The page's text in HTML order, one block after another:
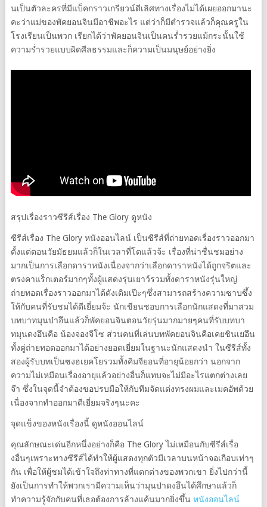
นเป็นตัวละครที่มีแบ็คกราวเกรียวน์ดีเลิศทางเรื่องไม่ได้เผยออกมานะ
คะว่าแม่ของพัคยอนจินมีอาชีพอะไร แต่ว่าก็มีตำรวจแล้วก็คุณครูใน
โรงเรียนเป็นพวก เรียกได้ว่าพัคยอนจินเป็นคนร่ำรวยแม้กระนั้นใช้
ความร่ำรวยแบบผิดศีลธรรมและก็ความเป็นมนุษย์อย่างยิ่ง
สรุปเรื่องราวซีรีส์เรื่อง The Glory ดูหนัง
ซีรีส์เรื่อง The Glory หนังออนไลน์ เป็นซีรีส์ที่ถ่ายทอดเรื่องราวออกมา
ตั้งแต่ตอนวัยมัธยมแล้วก็ในเวลาที่โตแล้วจ้ะ เรื่องที่น่าชื่นชมอย่าง
มากเป็นการเลือกดาราหนังเนื่องจากว่าเลือกดาราหนังได้ถูกจริตและ
ตรงคาแร็กเตอร์มากๆทั้งผู้แสดงรุ่นเยาว์รวมทั้งดาราหนังรุ่นใหญ่
ถ่ายทอดเรื่องราวออกมาได้ดังเดิมเป๊ะๆซึ่งสามารถสร้างความซาบซึ้ง
ให้กับคนที่รับชมได้ดีเยี่ยมจ้ะ นักเขียนชอบการเลือกนักแสดงที่มาสวม
บทบาทมุนป่าอึนแล้วก็พัคยอนจินตอนวัยรุ่นมากมายๆคนที่รับบทบา
ทมุนดงอึนคือ น้องจองจีโซ ส่วนคนที่เล่นบทพัคยอนจินคือเคยชินเยอึน
ทั้งคู่ถ่ายทอดออกมาได้อย่างยอดเยี่ยมในฐานะนักแสดงนำ ในซีรีส์ทั้ง
สองผู้รับบทเป็นซงฮเยคโยรวมทั้งคิมจียอนที่อายุน้อยกว่า นอกจาก
ความไม่เหมือนเรื่องอายุแล้วอย่างอื่นก็แทบจะไม่มีอะไรแตกต่างเลย
จ๊า ซึ่งในจุดนี้จำต้องขอปรบมือให้กับทีมจัดแต่งทรงผมและเมคอัพด้วย
เนื่องจากทำออกมาดีเยี่ยมจริงๆนะคะ
จุดแข็งของหนังเรื่องนี้ ดูหนังออนไลน์
คุณลักษณะเด่นอีกหนึ่งอย่างก็คือ The Glory ไม่เหมือนกับซีรีส์เรื่อ
งอื่นๆเพราะทางซีรีส์ได้ทำให้ผู้แสดงทุกตัวมีเวลาบนหน้าจอเกือบเท่าๆ
กัน เพื่อให้ผู้ชมได้เข้าใจถึงท่าทางที่แตกต่างของพวกเขา ยิ่งไปกว่านี้
ยังเป็นการทำให้พวกเรามีความเห็นว่ามุนป่าดงอึนได้ศึกษาแล้วก็
ทำความรู้จักกับคนที่เธอต้องการล้างแค้นมากยิ่งขึ้น หนังออนไลน์